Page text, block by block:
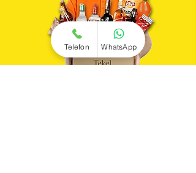
Telefon WhatsApp